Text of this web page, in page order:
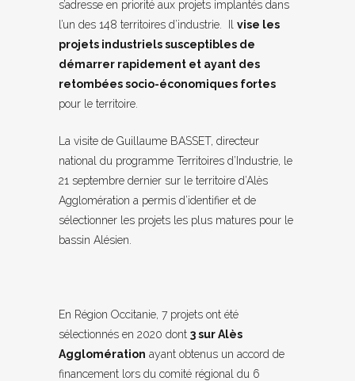
s’adresse en priorité aux projets implantés dans
l’un des 148 territoires d’industrie. Il vise les
projets industriels susceptibles de
démarrer rapidement et ayant des
retombées socio-économiques fortes
pour le territoire.
La visite de Guillaume BASSET, directeur
national du programme Territoires d’Industrie, le
21 septembre dernier sur le territoire d’Alès
Agglomération a permis d’identifier et de
sélectionner les projets les plus matures pour le
bassin Alésien.
En Région Occitanie, 7 projets ont été
sélectionnés en 2020 dont 3 sur Alès
Agglomération ayant obtenus un accord de
financement lors du comité régional du 6